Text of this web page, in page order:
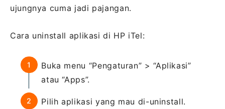
ujungnya cuma jadi pajangan.
Cara uninstall aplikasi di HP iTel:
Buka menu “Pengaturan” > “Aplikasi”
atau “Apps”.
Pilih aplikasi yang mau di-uninstall.